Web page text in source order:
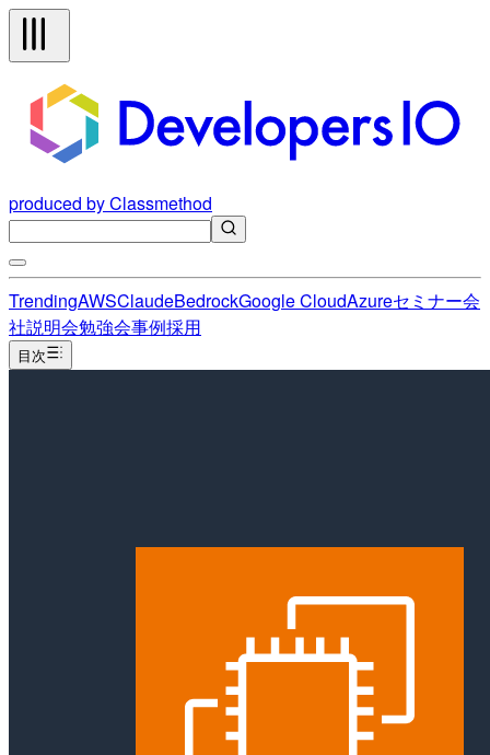
produced by Classmethod
TrendingAWSClaudeBedrockGoogle CloudAzureセミナー会
社説明会勉強会事例採用
目次